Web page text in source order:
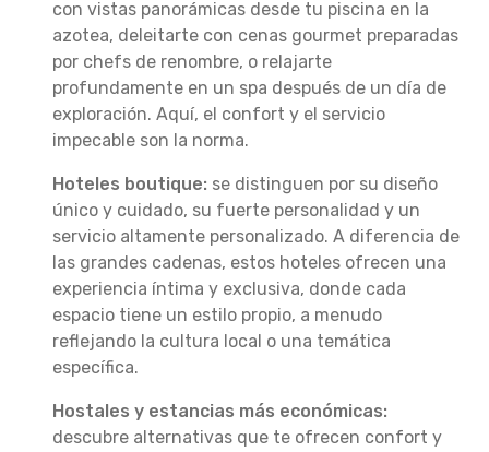
con vistas panorámicas desde tu piscina en la
azotea, deleitarte con cenas gourmet preparadas
por chefs de renombre, o relajarte
profundamente en un spa después de un día de
exploración. Aquí, el confort y el servicio
impecable son la norma.
Hoteles boutique: se distinguen por su diseño
único y cuidado, su fuerte personalidad y un
servicio altamente personalizado. A diferencia de
las grandes cadenas, estos hoteles ofrecen una
experiencia íntima y exclusiva, donde cada
espacio tiene un estilo propio, a menudo
reflejando la cultura local o una temática
específica.
Hostales y estancias más económicas:
descubre alternativas que te ofrecen confort y